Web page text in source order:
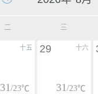
二 三
十五
31/23℃
十六
29
31/23℃